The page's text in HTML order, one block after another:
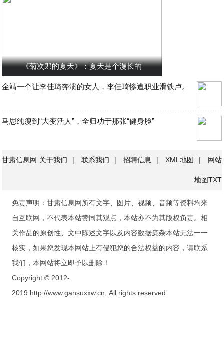
《菊次郎的夏天》：夏天是个漫长的
金靖一个让李佳琦奔溃的女人，李佳琦惨遭职业滑铁卢。
马思纯瘦到“大变活人”，全归功于那张“健身脸”
甘肃信息网 关于我们 | 联系我们 | 招聘信息 | XML地图 | 网站
地图TXT
免责声明：甘肃信息网所有文字、图片、视频、音频等资料均来
自互联网，不代表本站赞同其观点，本站亦不为其版权负责。相
关作品的原创性、文中陈述文字以及内容数据庞杂本站无法一一
核实，如果您发现本网站上有侵犯您的合法权益的内容，请联系
我们，本网站将立即予以删除！
Copyright © 2012-
2019 http://www.gansuxxw.cn, All rights reserved.